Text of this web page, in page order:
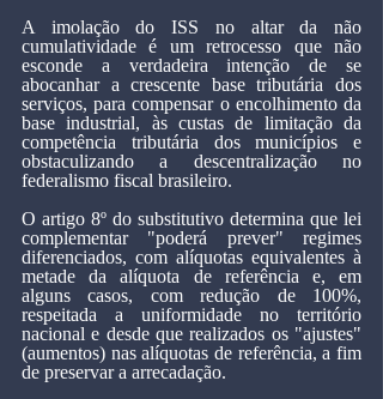
A imolação do ISS no altar da não
cumulatividade é um retrocesso que não
esconde a verdadeira intenção de se
abocanhar a crescente base tributária dos
serviços, para compensar o encolhimento da
base industrial, às custas de limitação da
competência tributária dos municípios e
obstaculizando a descentralização no
federalismo fiscal brasileiro.
O artigo 8º do substitutivo determina que lei
complementar "poderá prever" regimes
diferenciados, com alíquotas equivalentes à
metade da alíquota de referência e, em
alguns casos, com redução de 100%,
respeitada a uniformidade no território
nacional e desde que realizados os "ajustes"
(aumentos) nas alíquotas de referência, a fim
de preservar a arrecadação.